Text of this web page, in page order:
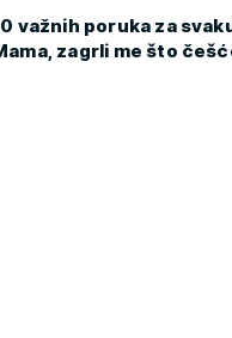
važnih poruka za
zagrli me što